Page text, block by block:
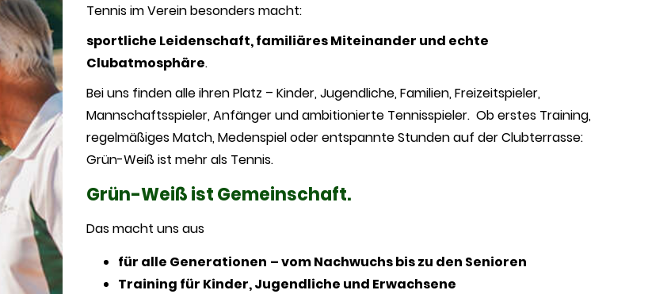
Tennis im Verein besonders macht:
sportliche Leidenschaft, familiäres Miteinander und echte
Clubatmosphäre.
Bei uns finden alle ihren Platz – Kinder, Jugendliche, Familien, Freizeitspieler,
Mannschaftsspieler, Anfänger und ambitionierte Tennisspieler. Ob erstes Training,
regelmäßiges Match, Medenspiel oder entspannte Stunden auf der Clubterrasse:
Grün-Weiß ist mehr als Tennis.
Grün-Weiß ist Gemeinschaft.
Das macht uns aus
für alle Generationen – vom Nachwuchs bis zu den Senioren
Training für Kinder, Jugendliche und Erwachsene